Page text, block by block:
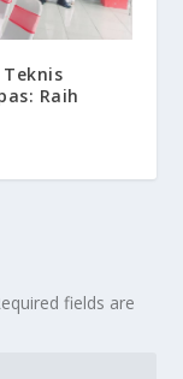
Raih
fields are